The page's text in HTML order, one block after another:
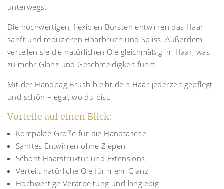
unterwegs.
Die hochwertigen, flexiblen Borsten entwirren das Haar
sanft und reduzieren Haarbruch und Spliss. Außerdem
verteilen sie die natürlichen Öle gleichmäßig im Haar, was
zu mehr Glanz und Geschmeidigkeit führt.
Mit der Handbag Brush bleibt dein Haar jederzeit gepflegt
und schön – egal, wo du bist.
Vorteile auf einen Blick:
Kompakte Größe für die Handtasche
Sanftes Entwirren ohne Ziepen
Schont Haarstruktur und Extensions
Verteilt natürliche Öle für mehr Glanz
Hochwertige Verarbeitung und langlebig